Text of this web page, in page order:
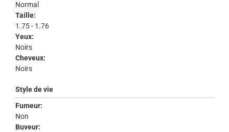
Normal
Taille:
1.75 - 1.76
Yeux:
Noirs
Cheveux:
Noirs
Style de vie
Fumeur:
Non
Buveur: